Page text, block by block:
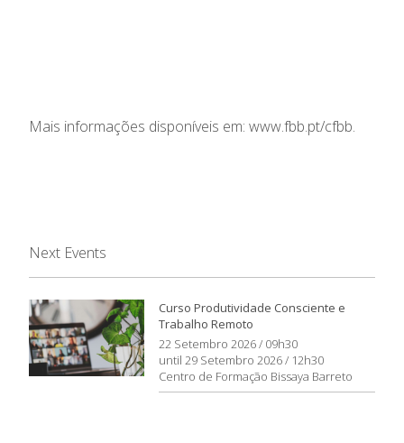
Mais informações disponíveis em: www.fbb.pt/cfbb.
Next Events
Curso Produtividade Consciente e
Trabalho Remoto
22 Setembro 2026 / 09h30
until 29 Setembro 2026 / 12h30
Centro de Formação Bissaya Barreto